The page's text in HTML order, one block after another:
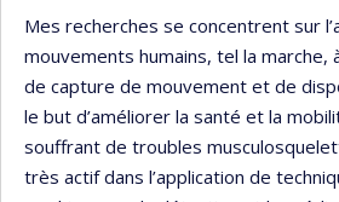
Mes recherches se concentrent sur
mouvements humains, tel la
de capture de mouvement et de
le but d’améliorer la santé et la
souffrant de troubles
très actif dans l’application de